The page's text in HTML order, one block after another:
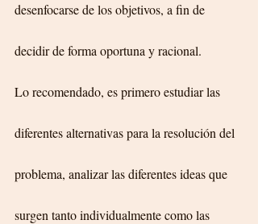
desenfocarse de los objetivos, a fin de
decidir de forma oportuna y racional.
Lo recomendado, es primero estudiar las
diferentes alternativas para la resolución del
problema, analizar las diferentes ideas que
surgen tanto individualmente como las